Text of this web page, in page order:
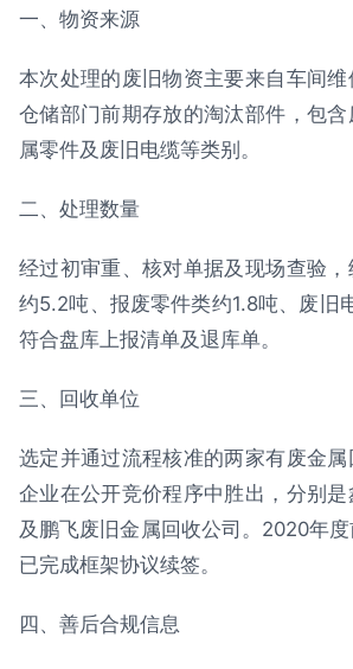
一、物资来源
本次处理的废旧物资主要来自车间维
仓储部门前期存放的淘汰部件，包
属零件及废旧电缆等类别。
二、处理数量
经过初审重、核对单据及现场查验
约5.2吨、报废零件类约1.8吨、废旧
符合盘库上报清单及退库单。
三、回收单位
选定并通过流程核准的两家有废金
企业在公开竞价程序中胜出，分别是
及鹏飞废旧金属回收公司。2020年
已完成框架协议续签。
四、善后合规信息